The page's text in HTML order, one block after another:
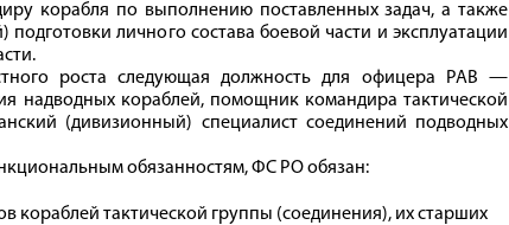
корабля по выполнению поставленных задач, а также
личного состава боевой части и эксплуатации
роста следующая должность для офицера РАВ —
надводных кораблей, помощник командира тактической
(дивизионный) специалист соединений подводных
обязанностям, ФС РО обязан:
кораблей тактической группы (соединения), их старших